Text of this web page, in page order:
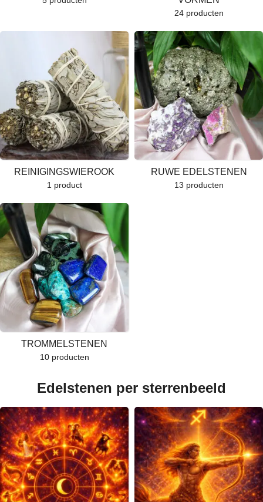
24 producten
REINIGINGSWIEROOK
1 product
RUWE EDELSTENEN
13 producten
TROMMELSTENEN
10 producten
Edelstenen per sterrenbeeld